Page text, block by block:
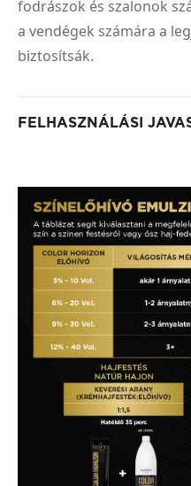
fodrászok és szalonok
a vendégek számára a
biztosítsák.
FELHASZNÁLÁSI